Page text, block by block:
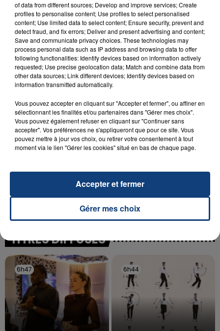
23 juillet 2026
INCENDIE MORTEL À LENS : UNE FEMME ET
SON BÉBÉ ENTRE LA VIE ET LA...
Un homme s'est immolé par le feu après avoir
d'un liquide inflammable.
20 juillet 2026
UNE ADOLESCENTE DEVANT SE FAIRE
OPÉRER DE LA CHEVILLE RESSORT DE LA...
La famille a porté plainte contre la clinique qui a
reconnu sa responsabilité et présenté ses
TITRES DIFFUSÉS
6h47
6h47 6h44
6h44
of data from different sources; Develop and improve services; Create
profiles to personalise content; Use profiles to select personalised
content; Use limited data to select content; Ensure security, prevent and
detect fraud, and fix errors; Deliver and present advertising and content;
Save and communicate privacy choices. These technologies may
process personal data such as IP address and browsing data to offer
following functionalities: Identify devices based on information actively
requested; Use precise geolocation data; Match and combine data from
other data sources; Link different devices; Identify devices based on
information transmitted automatically.
Vous pouvez accepter en cliquant sur "Accepter et fermer", ou affiner en
sélectionnant les finalités et/ou partenaires dans "Gérer mes choix".
Vous pouvez également refuser en cliquant sur "Continuer sans
accepter". Vos préférences ne s'appliqueront que pour ce site. Vous
pouvez mettre à jour vos choix, ou retirer votre consentement à tout
moment via le lien "Gérer les cookies" situé en bas de chaque page.
Gérer mes choix
Accepter et fermer